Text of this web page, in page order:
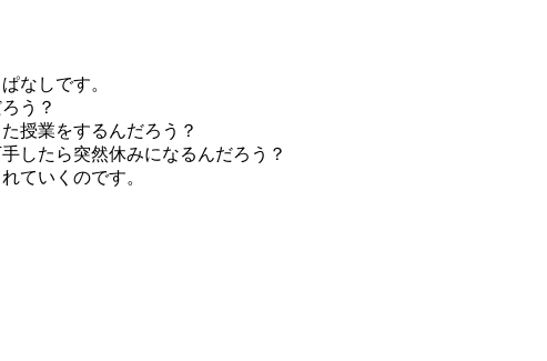
なしです。
う？
授業をするんだろう？
したら突然休みになるんだろう？
ていくのです。